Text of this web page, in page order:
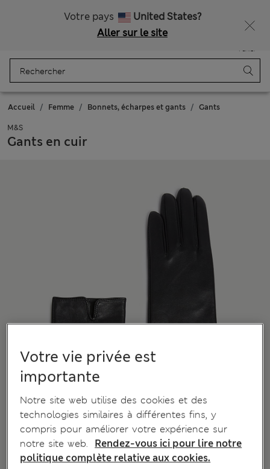
Votre pays
United States?
Aller sur le site
Panier
Accueil Femme Bonnets, écharpes et gants Gants
M&S
Gants en cuir
Votre vie privée est
importante
Notre site web utilise des cookies et des
technologies similaires à différentes fins, y
compris pour améliorer votre expérience sur
notre site web.
Rendez-vous ici pour lire notre
politique complète relative aux cookies.